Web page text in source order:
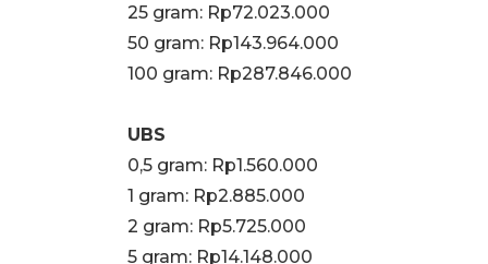
‎25 gram: Rp72.023.000
‎50 gram: Rp143.964.000
‎100 gram: Rp287.846.000
UBS
0,5 gram: Rp1.560.000
‎1 gram: Rp2.885.000
‎2 gram: Rp5.725.000
‎5 gram: Rp14.148.000